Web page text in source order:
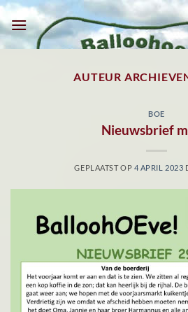
Ga
naar
inhoud
AUTEUR
BOE
Nieuwsbrief
GEPLAATST OP 4 APRIL 2023